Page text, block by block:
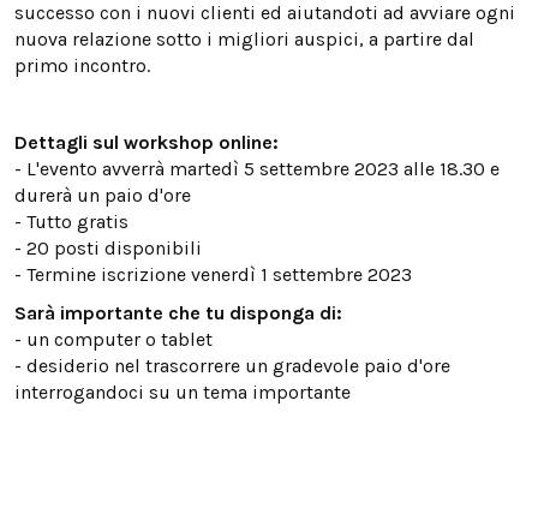
successo con i nuovi clienti ed aiutandoti ad avviare ogni
nuova relazione sotto i migliori auspici, a partire dal
primo incontro.
Dettagli sul workshop online:
- L'evento avverrà martedì 5 settembre 2023 alle 18.30 e
durerà un paio d'ore
- Tutto gratis
- 20 posti disponibili
- Termine iscrizione venerdì 1 settembre 2023
Sarà importante che tu disponga di:
- un computer o tablet
- desiderio nel trascorrere un gradevole paio d'ore
interrogandoci su un tema importante